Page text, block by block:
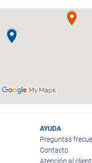
AYUDA
Preguntas
Contacto
Atención al